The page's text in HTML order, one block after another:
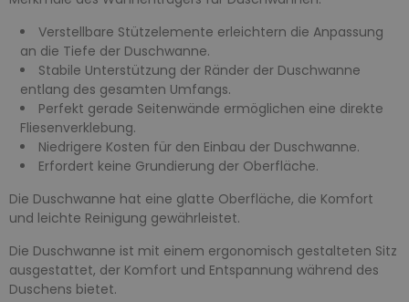
Verstellbare Stützelemente erleichtern die Anpassung
an die Tiefe der Duschwanne.
Stabile Unterstützung der Ränder der Duschwanne
entlang des gesamten Umfangs.
Perfekt gerade Seitenwände ermöglichen eine direkte
Fliesenverklebung.
Niedrigere Kosten für den Einbau der Duschwanne.
Erfordert keine Grundierung der Oberfläche.
Die Duschwanne hat eine glatte Oberfläche, die Komfort
und leichte Reinigung gewährleistet.
Die Duschwanne ist mit einem ergonomisch gestalteten Sitz
ausgestattet, der Komfort und Entspannung während des
Duschens bietet.